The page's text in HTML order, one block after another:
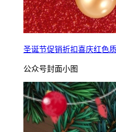
圣诞节促销折扣喜庆红色
公众号封面小图